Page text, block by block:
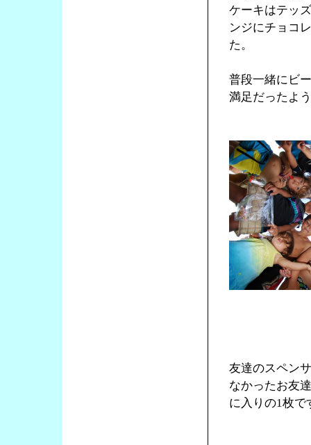
ケーキはテッ
ンジにチョコ
た。
普段一緒にビ
満足だったよ
友達のスペン
なかったお友
に入りの1枚で